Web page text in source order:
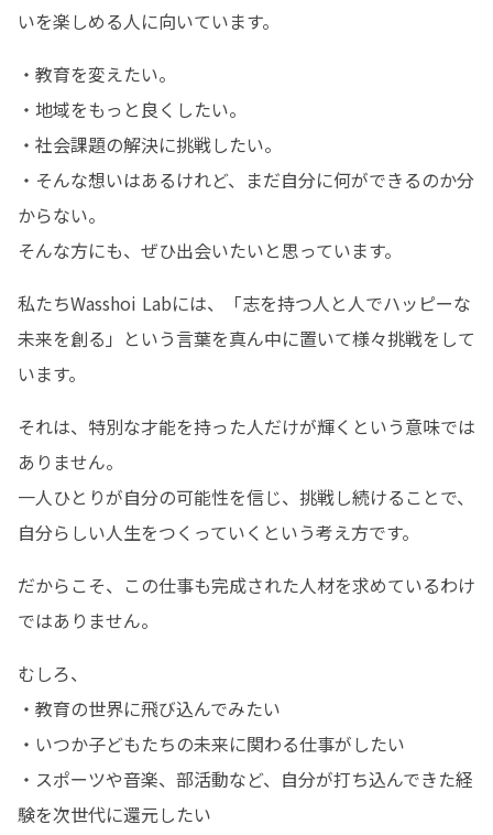
いを楽しめる人に向いています。
・教育を変えたい。
・地域をもっと良くしたい。
・社会課題の解決に挑戦したい。
・そんな想いはあるけれど、まだ自分に何ができるのか分
からない。
そんな方にも、ぜひ出会いたいと思っています。
私たちWasshoi Labには、「志を持つ人と人でハッピーな
未来を創る」という言葉を真ん中に置いて様々挑戦をして
います。
それは、特別な才能を持った人だけが輝くという意味では
ありません。
一人ひとりが自分の可能性を信じ、挑戦し続けることで、
自分らしい人生をつくっていくという考え方です。
だからこそ、この仕事も完成された人材を求めているわけ
ではありません。
むしろ、
・教育の世界に飛び込んでみたい
・いつか子どもたちの未来に関わる仕事がしたい
・スポーツや音楽、部活動など、自分が打ち込んできた経
験を次世代に還元したい